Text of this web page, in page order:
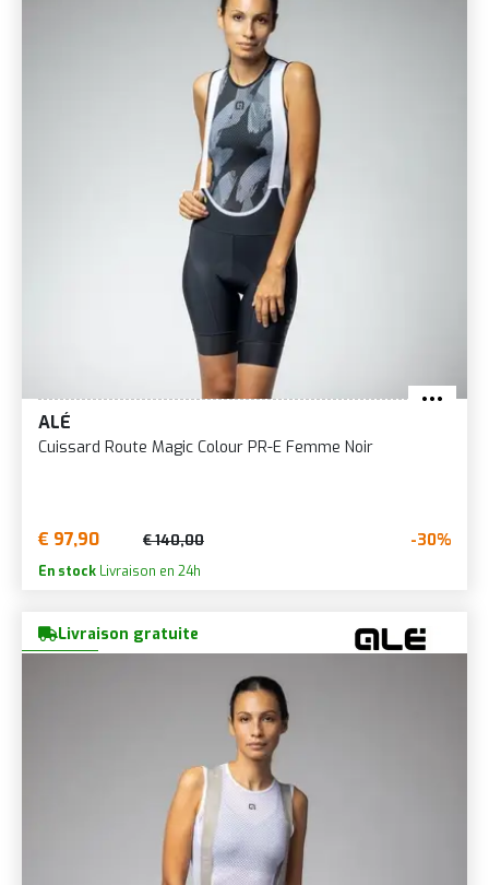
ALÉ
Cuissard Route Magic Colour PR-E Femme Noir
€ 97,90 € 140,00 -30%
En stock Livraison en 24h
Livraison gratuite